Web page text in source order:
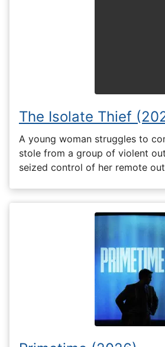
The Isolate Thief
A young woman struggles to
stole from a group of violent
seized control of her remote